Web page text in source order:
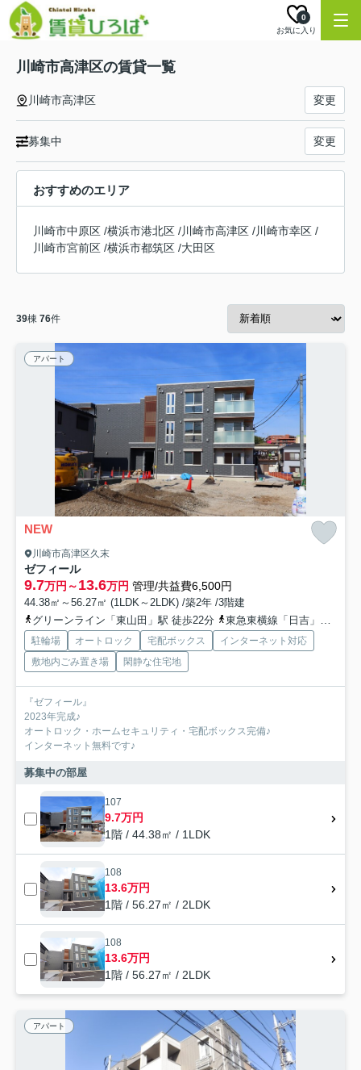
お気に入り
0
川崎市高津区の賃貸一覧
川崎市高津区 変更
募集中 変更
おすすめのエリア
川崎市中原区 /横浜市港北区 /川崎市高津区 /川崎市幸区 /
川崎市宮前区 /横浜市都筑区 /大田区
39棟 76件
アパート
NEW
川崎市高津区久末
ゼフィール
9.7万円～13.6万円 管理/共益費6,500円
44.38㎡～56.27㎡ (1LDK～2LDK) /築2年 /3階建
グリーンライン「東山田」駅 徒歩22分
東急東横線「日吉」駅 バス17分 「久末団地」 停歩6分
駐輪場 オートロック 宅配ボックス
インターネット対応
敷地内ごみ置き場
閑静な住宅地
『ゼフィール』
2023年完成♪
オートロック・ホームセキュリティ・宅配ボックス完備♪
インターネット無料です♪
募集中の部屋
107
9.7万円
1階 / 44.38㎡ / 1LDK
108
13.6万円
1階 / 56.27㎡ / 2LDK
108
13.6万円
1階 / 56.27㎡ / 2LDK
アパート